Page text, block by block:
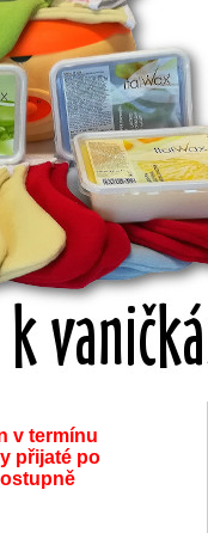
v termínu
přijaté po